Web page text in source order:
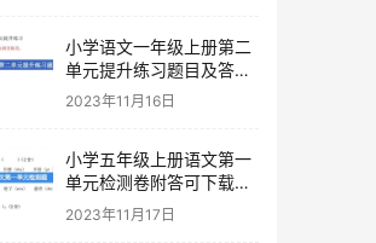
小学语文一年级上册第二
单元提升练习题目及答案
下载
2023年11月16日
小学五年级上册语文第一
单元检测卷附答可下载打
印
2023年11月17日